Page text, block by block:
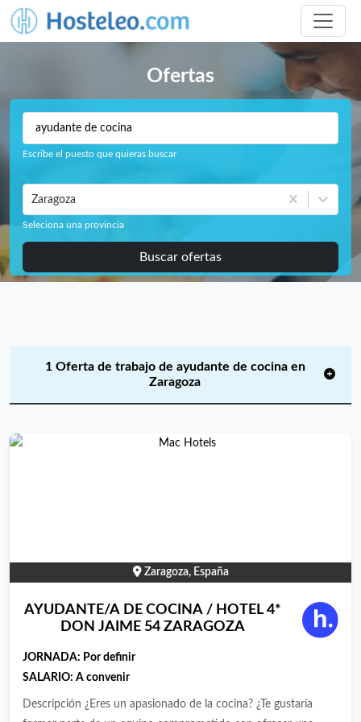
Ofertas
Escribe el puesto que quieras buscar
Zaragoza
Seleciona una provincia
Buscar ofertas
1 Oferta de trabajo de ayudante de cocina en
Zaragoza
Zaragoza, España
AYUDANTE/A DE COCINA / HOTEL 4*
DON JAIME 54 ZARAGOZA
JORNADA: Por definir
SALARIO: A convenir
Descripción ¿Eres un apasionado de la cocina? ¿Te gustaría